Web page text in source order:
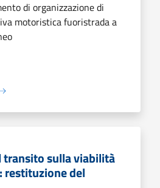
di organizzazione di
motoristica fuoristrada a
transito sulla viabilità
del